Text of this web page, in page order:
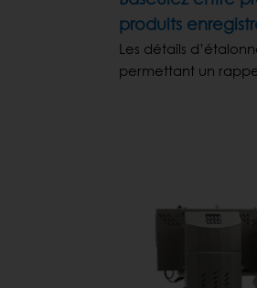
produits
Les détails
permettant un